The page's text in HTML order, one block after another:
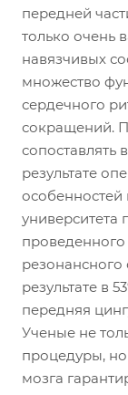
передней
только очень
навязчивых
множество
сердечного
сокращений.
сопоставлять
результате
особенностей
результате в
передняя
Ученые не
процедуры, но
мозга